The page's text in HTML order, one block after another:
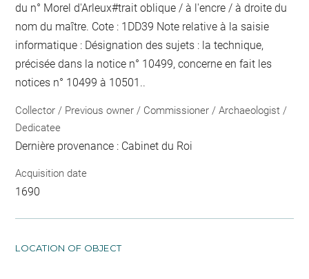
du n° Morel d'Arleux#trait oblique / à l'encre / à droite du
nom du maître. Cote : 1DD39 Note relative à la saisie
informatique : Désignation des sujets : la technique,
précisée dans la notice n° 10499, concerne en fait les
notices n° 10499 à 10501..
Collector / Previous owner / Commissioner / Archaeologist /
Dedicatee
Dernière provenance : Cabinet du Roi
Acquisition date
1690
LOCATION OF OBJECT